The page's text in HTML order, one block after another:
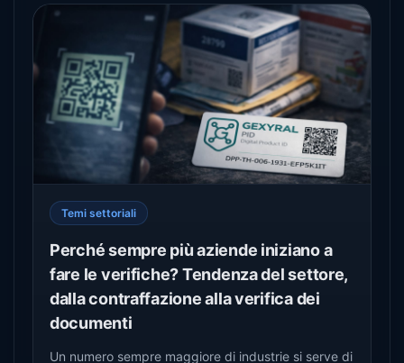
Temi settoriali
Perché sempre più aziende iniziano a
fare le verifiche? Tendenza del settore,
dalla contraffazione alla verifica dei
documenti
Un numero sempre maggiore di industrie si serve di